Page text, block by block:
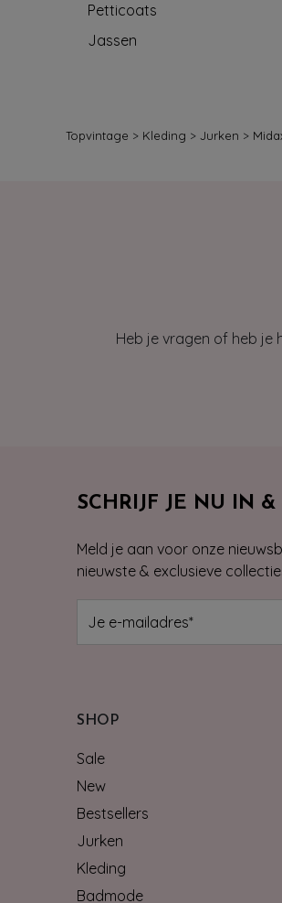
Petticoats
Jassen
Topvintage > Kleding > Jurken >
Heb je vragen of heb je
SCHRIJF JE NU IN &
Meld je aan voor onze
nieuwste & exclusieve
SHOP
Sale
New
Bestsellers
Jurken
Kleding
Badmode